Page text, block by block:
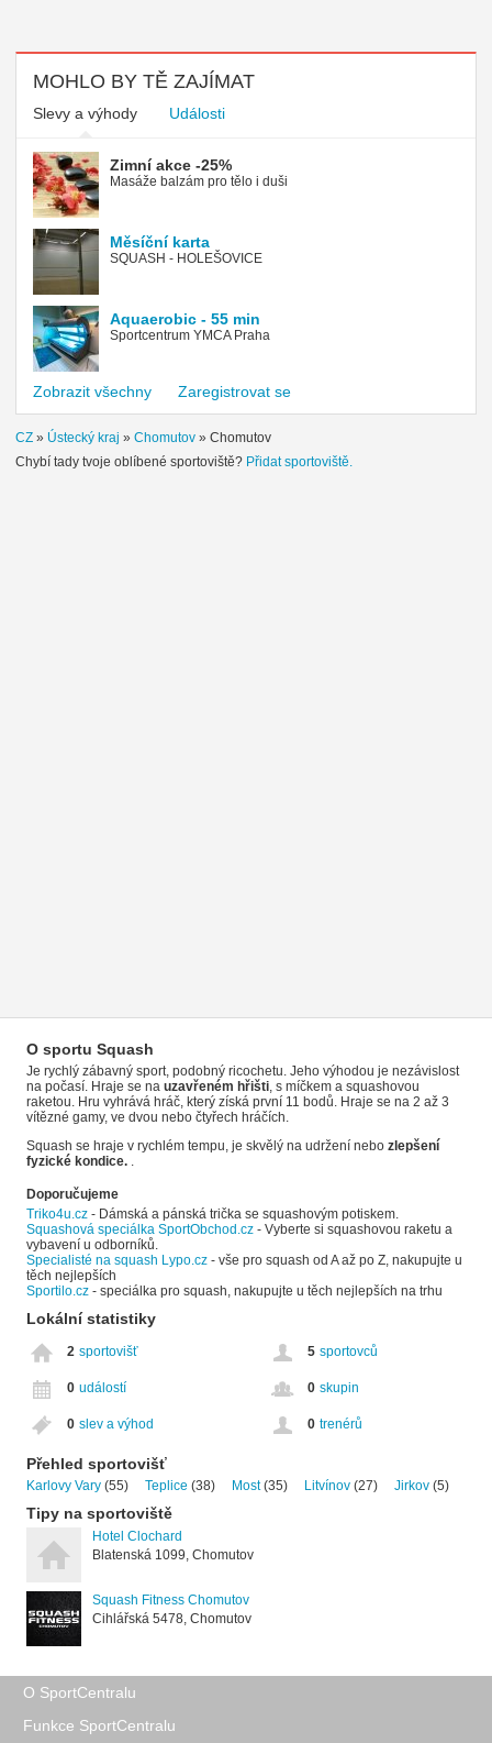
MOHLO BY TĚ ZAJÍMAT
Slevy a výhody Události
Zimní akce -25%
Masáže balzám pro tělo i duši
Měsíční karta
SQUASH - HOLEŠOVICE
Aquaerobic - 55 min
Sportcentrum YMCA Praha
Zobrazit všechny Zaregistrovat se
CZ » Ústecký kraj » Chomutov » Chomutov
Chybí tady tvoje oblíbené sportoviště? Přidat sportoviště.
O sportu Squash
Je rychlý zábavný sport, podobný ricochetu. Jeho výhodou je nezávislost
na počasí. Hraje se na uzavřeném hřišti , s míčkem a squashovou
raketou. Hru vyhrává hráč, který získá první 11 bodů. Hraje se na 2 až 3
vítězné gamy, ve dvou nebo čtyřech hráčích.
Squash se hraje v rychlém tempu, je skvělý na udržení nebo zlepšení
fyzické kondice.
Doporučujeme
Triko4u.cz - Dámská a pánská trička se squashovým potiskem.
Squashová speciálka SportObchod.cz - Vyberte si squashovou raketu a
vybavení u odborníků.
Specialisté na squash Lypo.cz - vše pro squash od A až po Z, nakupujte u
těch nejlepších
Sportilo.cz - speciálka pro squash, nakupujte u těch nejlepších na trhu
Lokální statistiky
2 sportovišť 5 sportovců
0 událostí 0 skupin
0 slev a výhod 0 trenérů
Přehled sportovišť
Karlovy Vary (55) Teplice (38) Most (35) Litvínov (27) Jirkov (5)
Tipy na sportoviště
Hotel Clochard
Blatenská 1099, Chomutov
Squash Fitness Chomutov
Cihlářská 5478, Chomutov
O SportCentralu
Funkce SportCentralu